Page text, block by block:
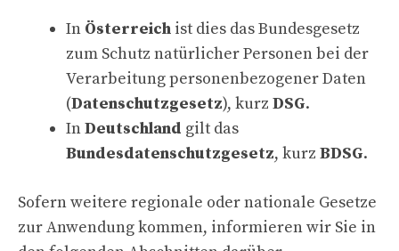
In Österreich ist dies das Bundesgesetz
zum Schutz natürlicher Personen bei der
Verarbeitung personenbezogener Daten
(Datenschutzgesetz), kurz DSG.
InDeutschland gilt das
Bundesdatenschutzgesetz, kurz BDSG.
Sofern weitere regionale oder nationale Gesetze
zur Anwendung kommen, informieren wir Sie in